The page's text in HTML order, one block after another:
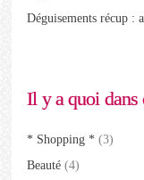
Déguisements récup :
Il y a quoi dans
* Shopping * (3)
Beauté (4)